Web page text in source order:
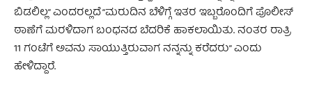
ಬಿಡಲಿಲ್ಲ” ಎಂದರಲ್ಲದೆ “ಮರುದಿನ ಬೆಳಿಗ್ಗೆ ಇತರ ಇಬ್ಬರೊಂದಿಗೆ ಪೊಲೀಸ್
ಠಾಣೆಗೆ ಮರಳಿದಾಗ ಬಂಧನದ ಬೆದರಿಕೆ ಹಾಕಲಾಯಿತು. ನಂತರ ರಾತ್ರಿ
11 ಗಂಟೆಗೆ ಅವನು ಸಾಯುತ್ತಿರುವಾಗ ನನ್ನನ್ನು ಕರೆದರು” ಎಂದು
ಹೇಳಿದ್ದಾರೆ.